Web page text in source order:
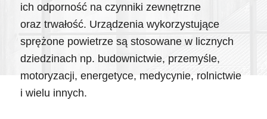
ich odporność na czynniki zewnętrzne
oraz trwałość. Urządzenia wykorzystujące
sprężone powietrze są stosowane w licznych
dziedzinach np. budownictwie, przemyśle,
motoryzacji, energetyce, medycynie, rolnictwie
i wielu innych.